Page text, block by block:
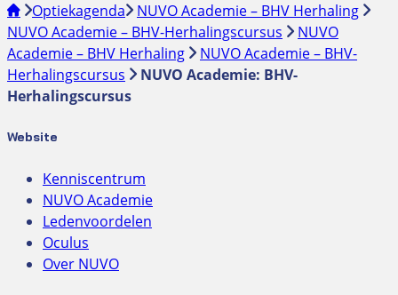
Optiekagenda
NUVO Academie – BHV Herhaling
NUVO Academie – BHV-Herhalingscursus
NUVO
Academie – BHV Herhaling
NUVO Academie – BHV-
Herhalingscursus
NUVO Academie: BHV-
Herhalingscursus
Website
Kenniscentrum
NUVO Academie
Ledenvoordelen
Oculus
Over NUVO